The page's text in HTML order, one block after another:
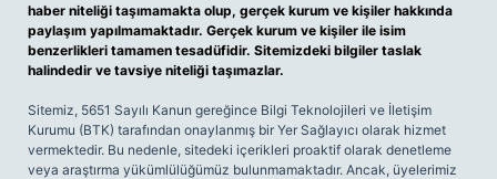
haber niteliği taşımamakta olup, gerçek kurum ve kişiler hakkında
paylaşım yapılmamaktadır. Gerçek kurum ve kişiler ile isim
benzerlikleri tamamen tesadüfidir. Sitemizdeki bilgiler taslak
halindedir ve tavsiye niteliği taşımazlar.
Sitemiz, 5651 Sayılı Kanun gereğince Bilgi Teknolojileri ve İletişim
Kurumu (BTK) tarafından onaylanmış bir Yer Sağlayıcı olarak hizmet
vermektedir. Bu nedenle, sitedeki içerikleri proaktif olarak denetleme
veya araştırma yükümlülüğümüz bulunmamaktadır. Ancak, üyelerimiz